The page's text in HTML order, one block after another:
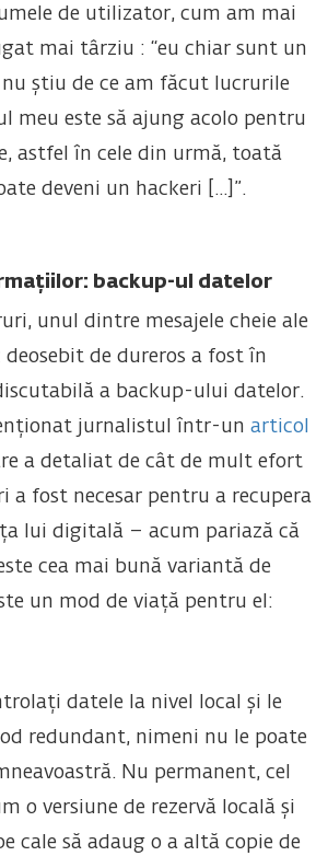
de utilizator, cum am mai
mai târziu : “eu chiar sunt un
știu de ce am făcut lucrurile
meu este să ajung acolo pentru
astfel în cele din urmă, toată
deveni un hackeri [...]”.
backup-ul datelor
unul dintre mesajele cheie ale
deosebit de dureros a fost în
a backup-ului datelor.
jurnalistul într-un articol
a detaliat de cât de mult efort
a fost necesar pentru a recupera
lui digitală – acum pariază că
cea mai bună variantă de
un mod de viață pentru el:
datele la nivel local și le
redundant, nimeni nu le poate
Nu permanent, cel
o versiune de rezervă locală și
cale să adaug o a altă copie de